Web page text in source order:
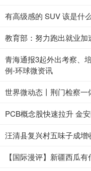
有高级感的 SUV 该是什
教育部：努力跑出就业
青海通报3起外出考察、
例-环球微资讯
世界微动态丨荆门检察
PCB概念股快速拉升 金
汪清县复兴村五味子成增
【国际漫评】新疆西瓜有